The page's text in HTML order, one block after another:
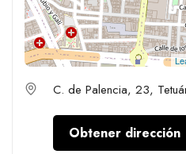
C. de Palencia, 23,
Obtener dirección